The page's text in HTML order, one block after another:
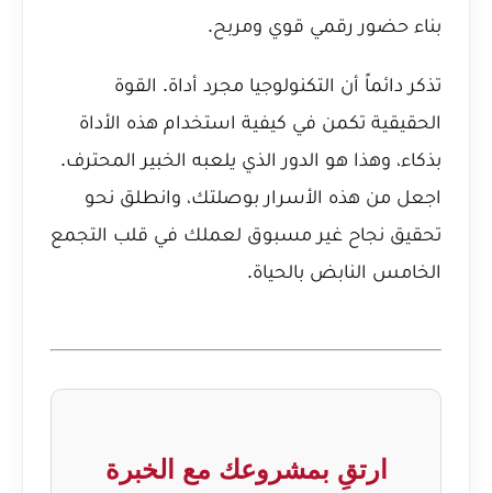
بناء حضور رقمي قوي ومربح.
تذكر دائماً أن التكنولوجيا مجرد أداة. القوة
الحقيقية تكمن في كيفية استخدام هذه الأداة
بذكاء، وهذا هو الدور الذي يلعبه الخبير المحترف.
اجعل من هذه الأسرار بوصلتك، وانطلق نحو
تحقيق نجاح غير مسبوق لعملك في قلب التجمع
الخامس النابض بالحياة.
ارتقِ بمشروعك مع الخبرة